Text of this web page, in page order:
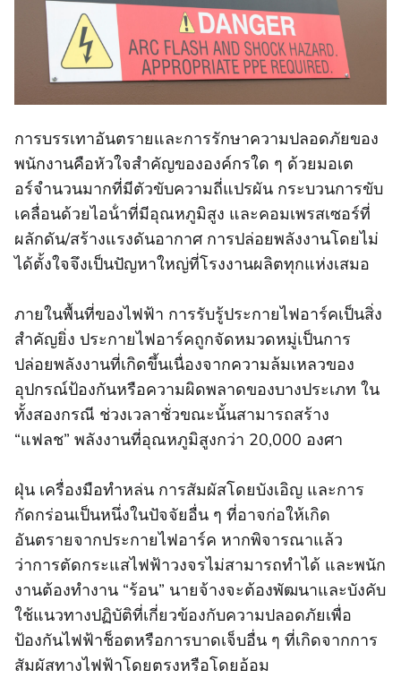
การบรรเทาอันตรายและการรักษาความปลอดภัยของ
พนักงานคือหัวใจสําคัญขององค์กรใด ๆ ด้วยมอเต
อร์จํานวนมากที่มีตัวขับความถี่แปรผัน กระบวนการขับ
เคลื่อนด้วยไอน้ําที่มีอุณหภูมิสูง และคอมเพรสเซอร์ที่
ผลักดัน/สร้างแรงดันอากาศ การปล่อยพลังงานโดยไม่
ได้ตั้งใจจึงเป็นปัญหาใหญ่ที่โรงงานผลิตทุกแห่งเสมอ
ภายในพื้นที่ของไฟฟ้า การรับรู้ประกายไฟอาร์คเป็นสิ่ง
สําคัญยิ่ง ประกายไฟอาร์คถูกจัดหมวดหมู่เป็นการ
ปล่อยพลังงานที่เกิดขึ้นเนื่องจากความล้มเหลวของ
อุปกรณ์ป้องกันหรือความผิดพลาดของบางประเภท ใน
ทั้งสองกรณี ช่วงเวลาชั่วขณะนั้นสามารถสร้าง
“แฟลช” พลังงานที่อุณหภูมิสูงกว่า 20,000 องศา
ฝุ่น เครื่องมือทําหล่น การสัมผัสโดยบังเอิญ และการ
กัดกร่อนเป็นหนึ่งในปัจจัยอื่น ๆ ที่อาจก่อให้เกิด
อันตรายจากประกายไฟอาร์ค หากพิจารณาแล้ว
ว่าการตัดกระแสไฟฟ้าวงจรไม่สามารถทําได้ และพนัก
งานต้องทํางาน “ร้อน” นายจ้างจะต้องพัฒนาและบังคับ
ใช้แนวทางปฏิบัติที่เกี่ยวข้องกับความปลอดภัยเพื่อ
ป้องกันไฟฟ้าช็อตหรือการบาดเจ็บอื่น ๆ ที่เกิดจากการ
สัมผัสทางไฟฟ้าโดยตรงหรือโดยอ้อม